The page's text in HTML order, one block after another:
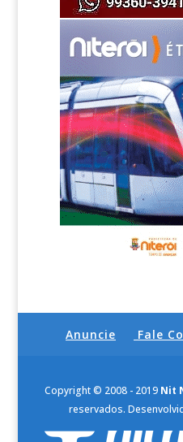
Anuncie Fale
Copyright © 2008 - 2019 Nit
reservados.